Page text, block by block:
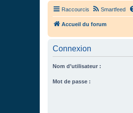
Raccourcis Smartfeed
Accueil du forum
Connexion
Nom d’utilisateur :
Mot de passe :